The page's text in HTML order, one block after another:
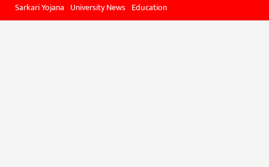
Sarkari Yojana University News Education